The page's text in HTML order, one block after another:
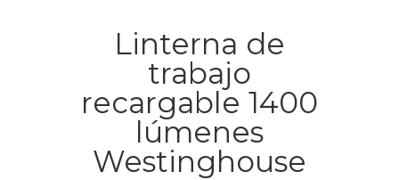
Linterna de
trabajo
recargable 1400
lúmenes
Westinghouse